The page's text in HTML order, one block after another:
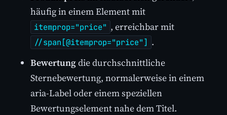
häufig in einem Element mit
itemprop="price" , erreichbar mit
//span[@itemprop="price"] .
Bewertungdie durchschnittliche
Sternebewertung, normalerweise in einem
aria-Label oder einem speziellen
Bewertungselement nahe dem Titel.